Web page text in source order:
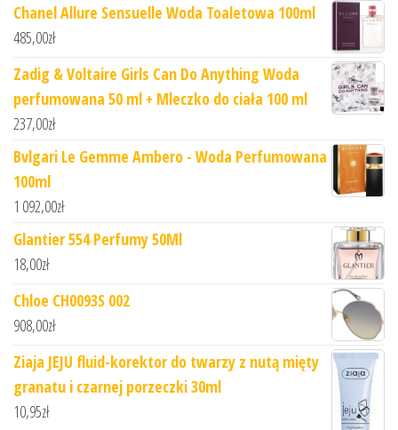
Chanel Allure Sensuelle Woda Toaletowa 100ml
485,00zł
Zadig & Voltaire Girls Can Do Anything Woda
perfumowana 50 ml + Mleczko do ciała 100 ml
237,00zł
Bvlgari Le Gemme Ambero - Woda Perfumowana
100ml
1 092,00zł
Glantier 554 Perfumy 50Ml
18,00zł
Chloe CH0093S 002
908,00zł
Ziaja JEJU fluid-korektor do twarzy z nutą mięty
granatu i czarnej porzeczki 30ml
10,95zł